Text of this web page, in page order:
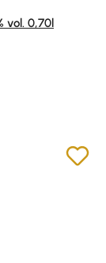
Sternen
vol. 0,70l